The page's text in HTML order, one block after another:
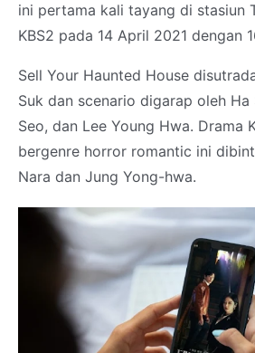
ini pertama kali tayang di stasiun
KBS2 pada 14 April 2021 dengan
Sell Your Haunted House
Suk dan scenario digarap oleh Ha
Seo, dan Lee Young Hwa. Drama
bergenre horror romantic ini
Nara dan Jung Yong-hwa.